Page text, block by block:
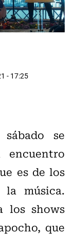
- 17:25
se
encuentro
es de los
música.
los shows
que